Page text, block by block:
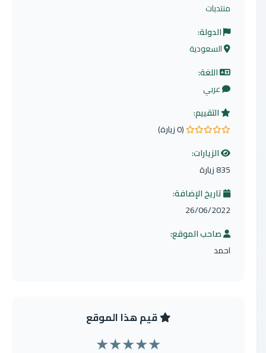
منتديات
الدولة:
السعودية
اللغة:
عربي
التقييم:
0.0 من 5 نجوم
(0 زيارة)
الزيارات:
835 زيارة
تاريخ الإضافة:
26/06/2022
صاحب الموقع:
احمد
قيم هذا الموقع
★
★
★
★
★